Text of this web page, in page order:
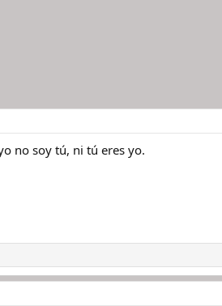
no soy tú, ni tú eres yo.